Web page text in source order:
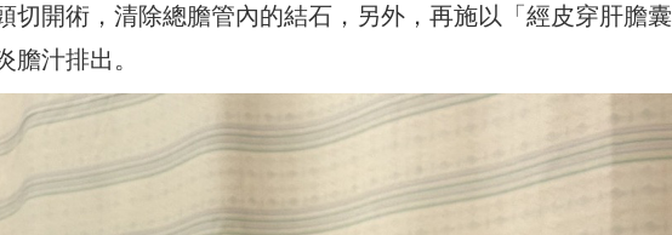
切開術，清除總膽管內的結石，另外，再施以「經皮穿肝膽囊
膽汁排出。